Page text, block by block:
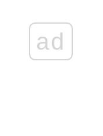
ad